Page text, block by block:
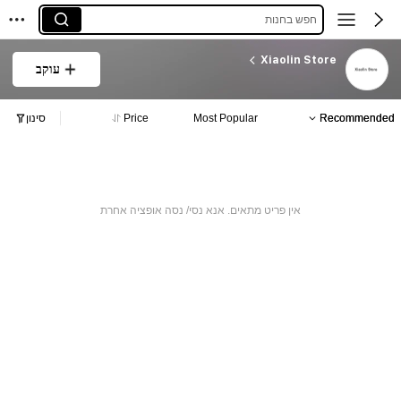
חפש בחנות
Xiaolin Store
עוקב
Recommended
Most Popular
Price סינון
אין פריט מתאים. אנא נסי/ נסה אופציה אחרת